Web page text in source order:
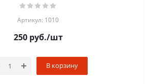
Артикул: 1010
250руб./шт
В корзину